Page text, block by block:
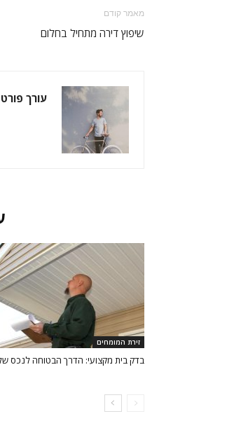
מאמר קודם
שיפוץ דירה מתחיל בחלום
עורך
זירת המומחים
בדק בית מקצועי: הדרך הבטוחה לנכס